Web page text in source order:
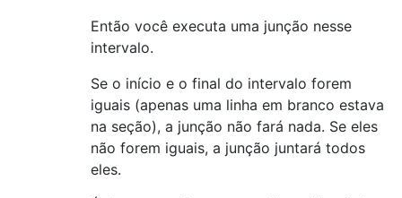
Então você executa uma junção nesse
intervalo.
Se o início e o final do intervalo forem
iguais (apenas uma linha em branco estava
na seção), a junção não fará nada. Se eles
não forem iguais, a junção juntará todos
eles.